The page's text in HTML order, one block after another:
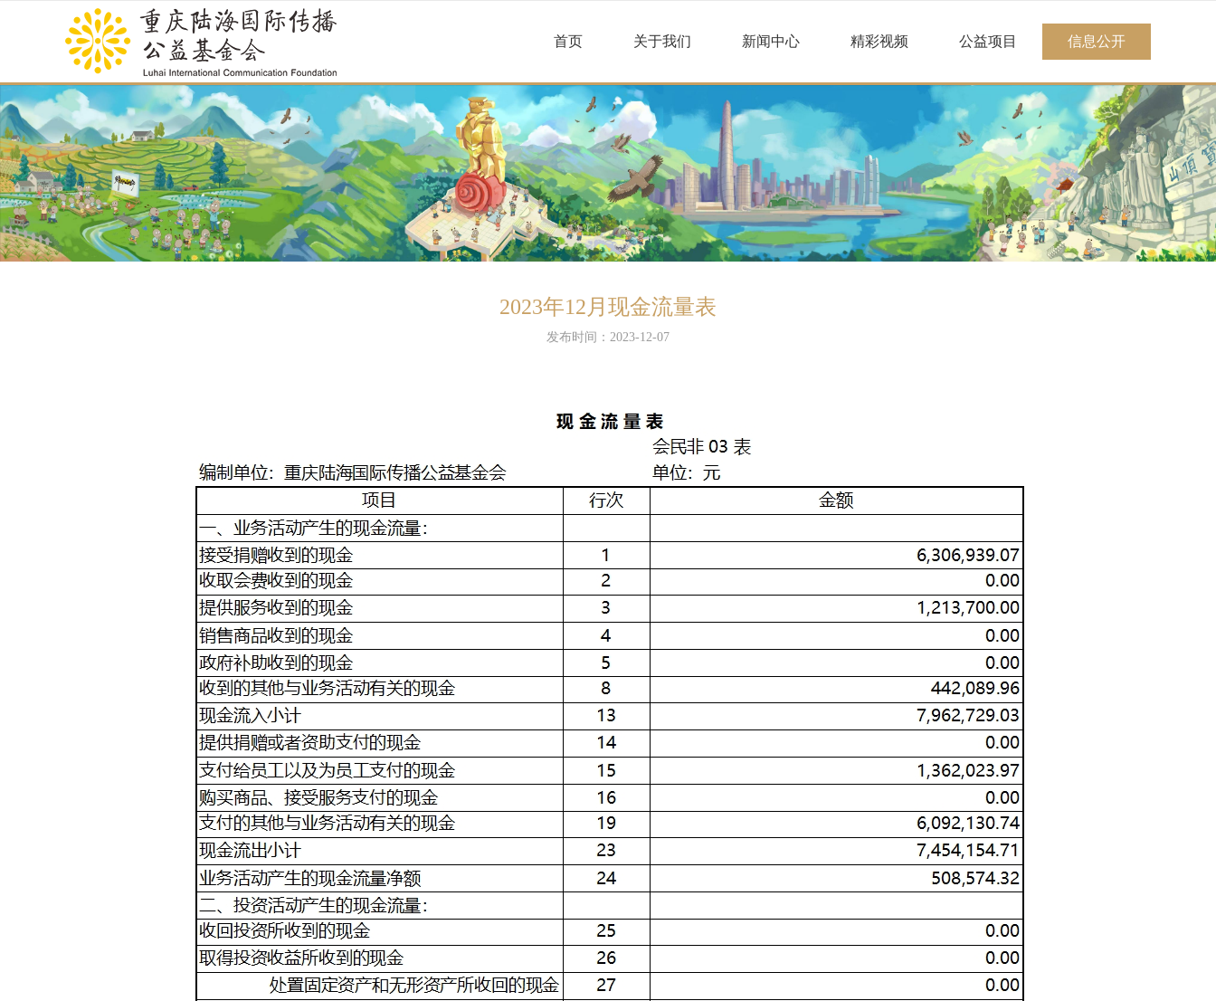
首页 关于我们 新闻中心 精彩视频 公益项目 信息公开
2023年12月现金流量表
发布时间：2023-12-07